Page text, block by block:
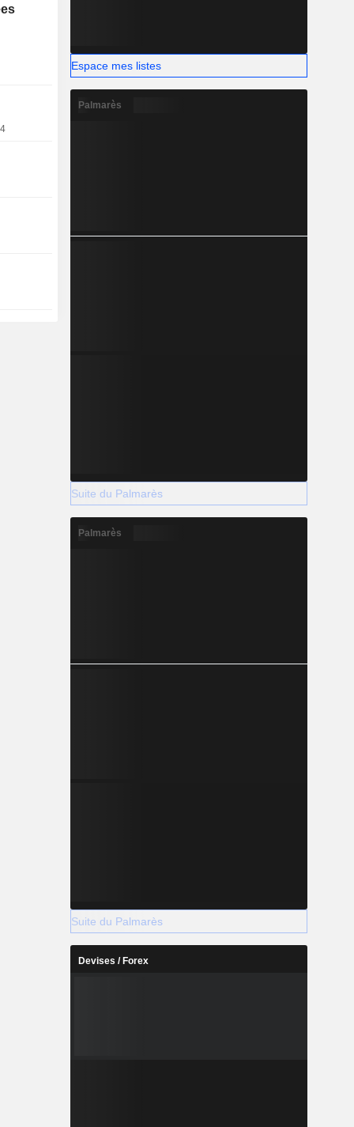
micro-
à
Espace mes listes
Palmarès
Suite du Palmarès
Palmarès
Suite du Palmarès
Devises / Forex